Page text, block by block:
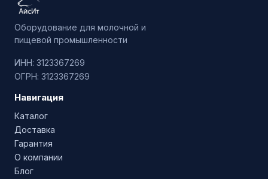
Оборудование для молочной и
пищевой промышленности
ИНН: 3123367269
ОГРН: 3123367269
Навигация
Каталог
Доставка
Гарантия
О компании
Блог